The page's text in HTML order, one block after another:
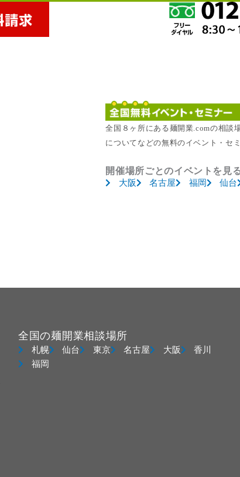
全国８ヶ所にある麺開業.comの相談
についてなどの無料のイベント・セ
開催場所ごとのイベントを見
大阪 名古屋 福岡 仙台
全国の麺開業相談場所
札幌 仙台 東京 名古屋 大阪
香川
福岡